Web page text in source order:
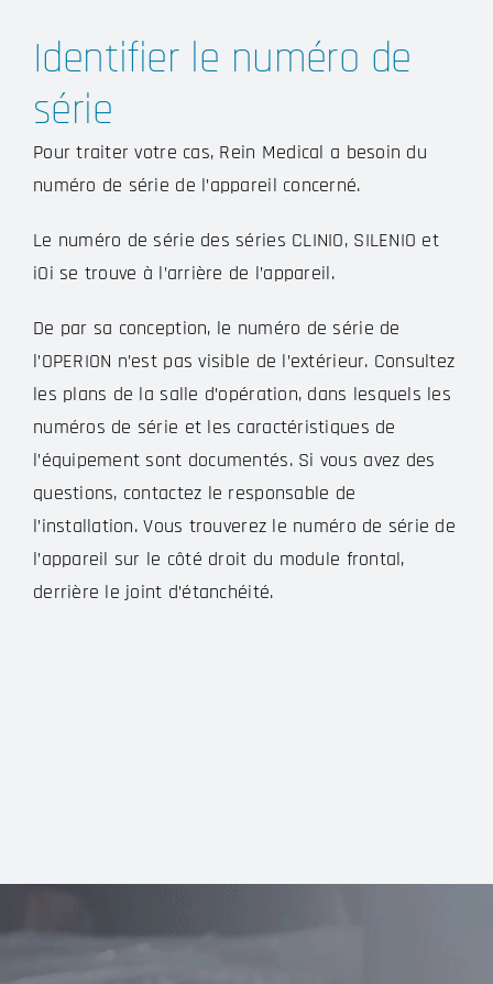
Identifier le numéro de
série
Pour traiter votre cas, Rein Medical a besoin du
numéro de série de l’appareil concerné.
Le numéro de série des séries CLINIO, SILENIO et
iOi se trouve à l’arrière de l’appareil.
De par sa conception, le numéro de série de
l’OPERION n’est pas visible de l’extérieur. Consultez
les plans de la salle d’opération, dans lesquels les
numéros de série et les caractéristiques de
l’équipement sont documentés. Si vous avez des
questions, contactez le responsable de
l’installation. Vous trouverez le numéro de série de
l’appareil sur le côté droit du module frontal,
derrière le joint d’étanchéité.